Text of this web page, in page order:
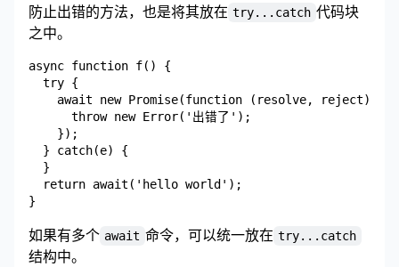
防止出错的方法，也是将其放在 try...catch 代码块
之中。
async function f() {
  try {
    await new Promise(function (resolve, reject) {
      throw new Error('出错了');
    });
  } catch(e) {
  }
  return await('hello world');
如果有多个 await 命令，可以统一放在 try...catch
结构中。